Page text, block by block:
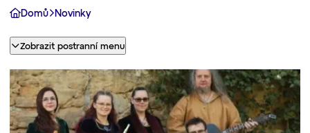
Domů Novinky
Zobrazit postranní menu